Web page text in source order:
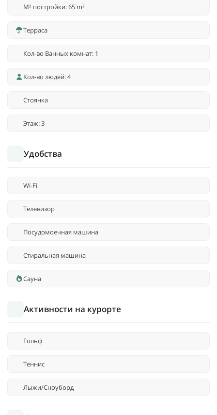
M² постройки: 65 m²
Терраса
Кол-во Ванных комнат: 1
Кол-во людей: 4
Стоянка
Этаж: 3
Удобства
Wi-Fi
Телевизор
Посудомоечная машина
Стиральная машина
Сауна
Активности на курорте
Гольф
Теннис
Лыжи/Сноуборд